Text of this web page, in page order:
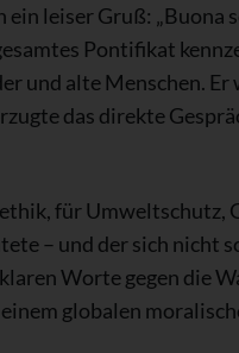
leiser Gruß: „Buona
Pontifikat
und alte Menschen. Er
das direkte
für Umweltschutz,
– und der sich nicht
Worte gegen die
globalen